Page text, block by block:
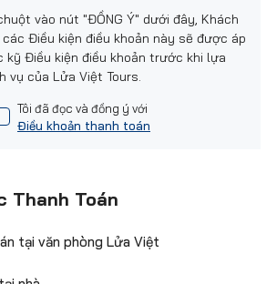
vào nút "ĐỒNG Ý" dưới đây, Khách
Điều kiện điều khoản này sẽ được áp
kỹ Điều kiện điều khoản trước khi lựa
vụ của Lửa Việt Tours.
Tôi đã đọc và đồng ý với
Điều khoản thanh toán
Thanh Toán
tại văn phòng Lửa Việt